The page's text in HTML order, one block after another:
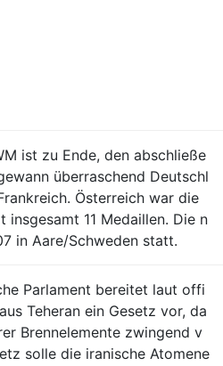
ist zu Ende, den abschließe
überraschend Deutschl
Österreich war die
11 Medaillen. Die n
in Aare/Schweden statt.
Parlament bereitet laut offi
Teheran ein Gesetz vor, da
Brennelemente zwingend v
solle die iranische Atomene